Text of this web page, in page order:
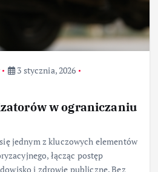
3 stycznia, 2026
w ograniczaniu
jednym z kluczowych elementów
łącząc postęp
i zdrowie publiczne. Bez